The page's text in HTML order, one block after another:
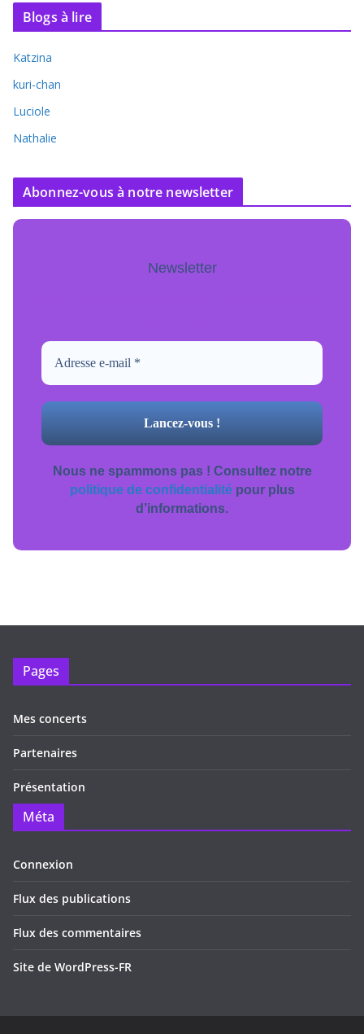
Blogs à lire
Katzina
kuri-chan
Luciole
Nathalie
Abonnez-vous à notre newsletter
Newsletter
Nous ne spammons pas ! Consultez notre
politique de confidentialitépour plus
d’informations.
Pages
Mes concerts
Partenaires
Présentation
Méta
Connexion
Flux des publications
Flux des commentaires
Site de WordPress-FR